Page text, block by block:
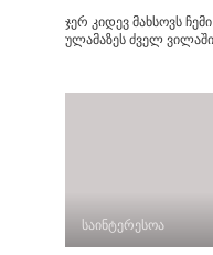
ჯერ კიდევ მახსოვს
ულამაზეს ძველ
საინტერესოა